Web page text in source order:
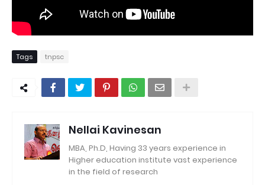
Tags tnpsc
Nellai Kavinesan
MBA, Ph.D, Having 33 years experience in
Higher education institute vast experience
in the field of research